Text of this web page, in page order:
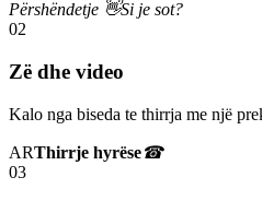
Përshëndetje 👋Si je sot?
02
Zë dhe video
Kalo nga biseda te thirrja me një
ARThirrje hyrëse☎
03